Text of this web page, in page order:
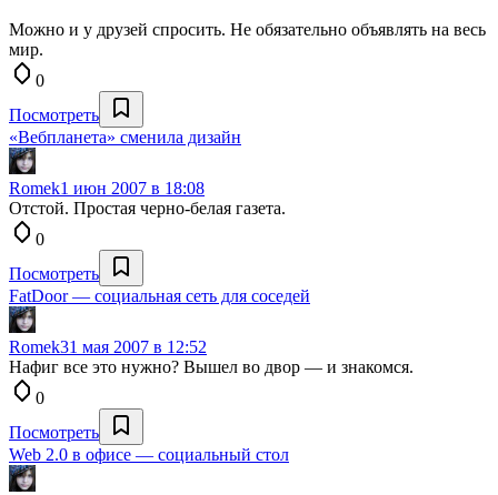
Можно и у друзей спросить. Не обязательно объявлять на весь
мир.
0
Посмотреть
«Вебпланета» сменила дизайн
Romek1 июн 2007 в 18:08
Отстой. Простая черно-белая газета.
0
Посмотреть
FatDoor — социальная сеть для соседей
Romek31 мая 2007 в 12:52
Нафиг все это нужно? Вышел во двор — и знакомся.
0
Посмотреть
Web 2.0 в офисе — социальный стол